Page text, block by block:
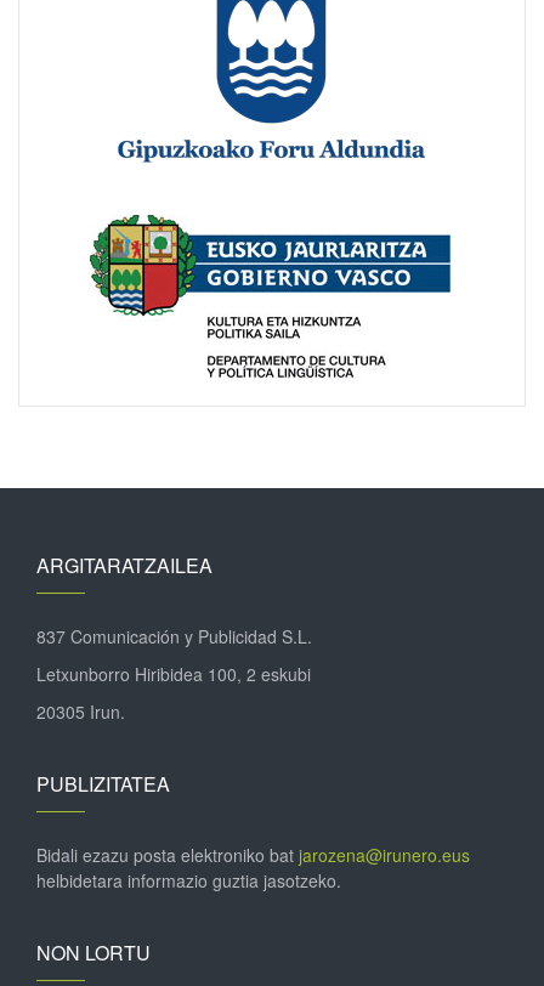
ARGITARATZAILEA
837 Comunicación y Publicidad S.L.
Letxunborro Hiribidea 100, 2 eskubi
20305 Irun.
PUBLIZITATEA
Bidali ezazu posta elektroniko bat jarozena@irunero.eus
helbidetara informazio guztia jasotzeko.
NON LORTU